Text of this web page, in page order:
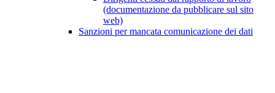
(documentazione da pubblicare sul sito
web)
Sanzioni per mancata comunicazione dei dati